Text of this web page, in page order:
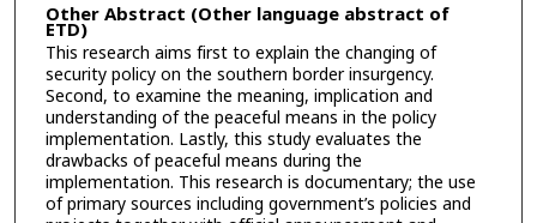
Other Abstract (Other language abstract of
ETD)
This research aims first to explain the changing of
security policy on the southern border insurgency.
Second, to examine the meaning, implication and
understanding of the peaceful means in the policy
implementation. Lastly, this study evaluates the
drawbacks of peaceful means during the
implementation. This research is documentary; the use
of primary sources including government’s policies and